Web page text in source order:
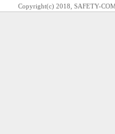
Copyright(c) 2018, SAFETY-